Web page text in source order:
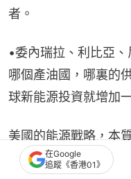
者。
•委內瑞拉、利比亞
哪個產油國，哪裏的
球新能源投資就增加
美國的能源戰略，本
能源主導、海權國家
在Google
追蹤《香港01》